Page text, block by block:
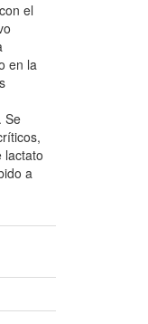
el
en la
Se
lactato
a